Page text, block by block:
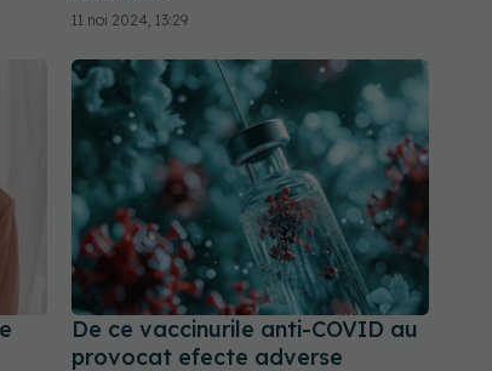
11 noi 2024, 13:29
De ce vaccinurile anti-COVID au
provocat efecte adverse